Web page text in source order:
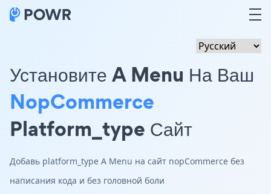
Установите A Menu На Ваш
NopCommerce
Platform_type Сайт
Добавь platform_type A Menu на сайт nopCommerce без
написания кода и без головной боли